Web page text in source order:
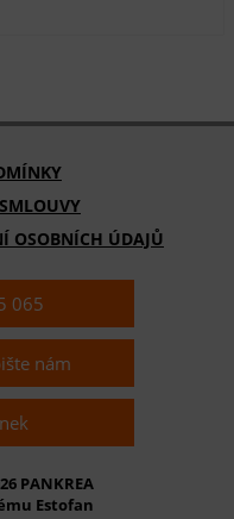
OSOBNÍCH ÚDAJŮ
065
nám
PANKREA
Estofan